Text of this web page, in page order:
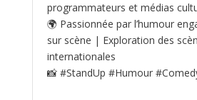
programmateurs et médias
🌍 Passionnée par l’humour
sur scène | Exploration des
internationales
📸 #StandUp #Humour